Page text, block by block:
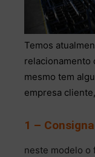
Temos
relacionamento
mesmo tem
empresa
1 –
neste modelo o